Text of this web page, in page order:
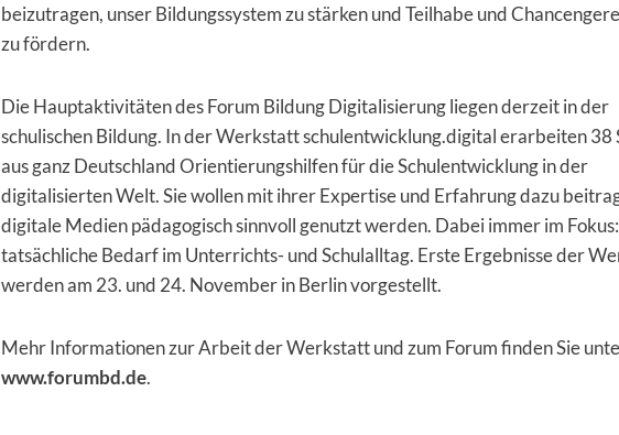
beizutragen, unser Bildungssystem zu stärken und Teilhabe und
zu fördern.
Die Hauptaktivitäten des Forum Bildung Digitalisierung liegen derzeit in der
schulischen Bildung. In der Werkstatt schulentwicklung.digital erarbeiten 38
aus ganz Deutschland Orientierungshilfen für die Schulentwicklung in der
digitalisierten Welt. Sie wollen mit ihrer Expertise und Erfahrung dazu
digitale Medien pädagogisch sinnvoll genutzt werden. Dabei immer im
tatsächliche Bedarf im Unterrichts- und Schulalltag. Erste Ergebnisse der
werden am 23. und 24. November in Berlin vorgestellt.
Mehr Informationen zur Arbeit der Werkstatt und zum Forum finden Sie
www.forumbd.de.